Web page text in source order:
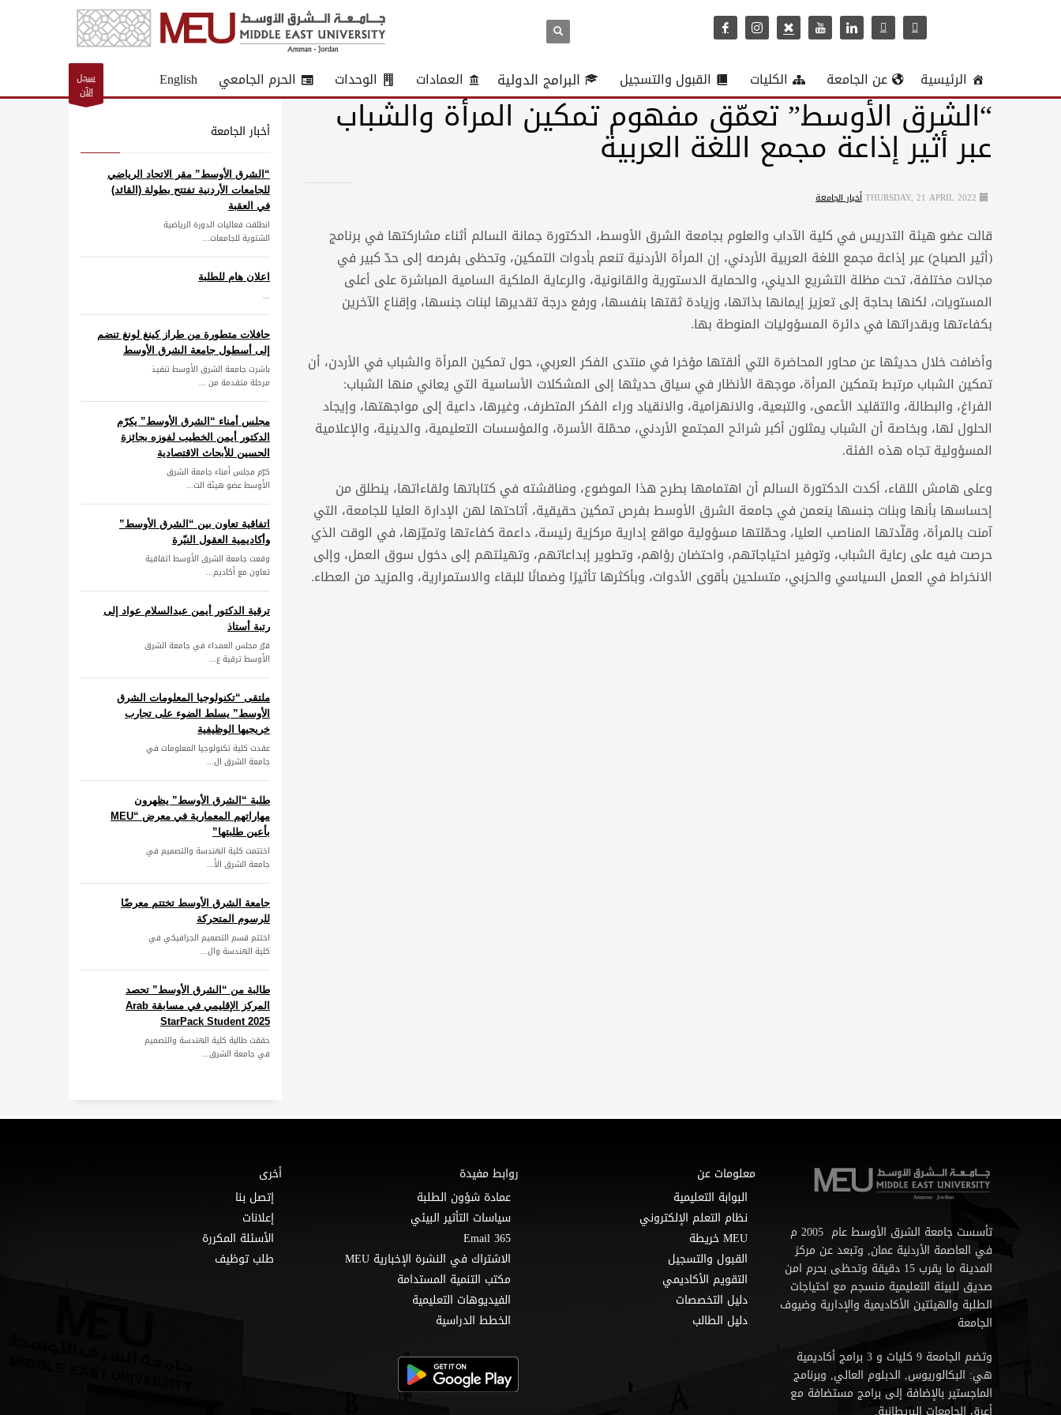
الرئيسية عن الجامعة الكليات القبول والتسجيل البرامج الدولية العمادات الوحدات الحرم الجامعي English
سجل
الآن
“الشرق الأوسط” تعمّق مفهوم تمكين المرأة والشباب
عبر أثير إذاعة مجمع اللغة العربية
THURSDAY, 21 APRIL 2022أخبار الجامعة
قالت عضو هيئة التدريس في كلية الآداب والعلوم بجامعة الشرق الأوسط، الدكتورة جمانة السالم أثناء مشاركتها في برنامج
(أثير الصباح) عبر إذاعة مجمع اللغة العربية الأردني، إن المرأة الأردنية تنعم بأدوات التمكين، وتحظى بفرصه إلى حدّ كبير في
مجالات مختلفة، تحت مظلة التشريع الديني، والحماية الدستورية والقانونية، والرعاية الملكية السامية المباشرة على أعلى
المستويات، لكنها بحاجة إلى تعزيز إيمانها بذاتها، وزيادة ثقتها بنفسها، ورفع درجة تقديرها لبنات جنسها، وإقناع الآخرين
بكفاءتها وبقدراتها في دائرة المسؤوليات المنوطة بها.
وأضافت خلال حديثها عن محاور المحاضرة التي ألقتها مؤخرا في منتدى الفكر العربي، حول تمكين المرأة والشباب في الأردن، أن
تمكين الشباب مرتبط بتمكين المرأة، موجهة الأنظار في سياق حديثها إلى المشكلات الأساسية التي يعاني منها الشباب:
الفراغ، والبطالة، والتقليد الأعمى، والتبعية، والانهزامية، والانقياد وراء الفكر المتطرف، وغيرها، داعية إلى مواجهتها، وإيجاد
الحلول لها، وبخاصة أن الشباب يمثلون أكبر شرائح المجتمع الأردني، محمّلة الأسرة، والمؤسسات التعليمية، والدينية، والإعلامية
المسؤولية تجاه هذه الفئة.
وعلى هامش اللقاء، أكدت الدكتورة السالم أن اهتمامها بطرح هذا الموضوع، ومناقشته في كتاباتها ولقاءاتها، ينطلق من
إحساسها بأنها وبنات جنسها ينعمن في جامعة الشرق الأوسط بفرص تمكين حقيقية، أتاحتها لهن الإدارة العليا للجامعة، التي
آمنت بالمرأة، وقلّدتها المناصب العليا، وحمّلتها مسؤولية مواقع إدارية مركزية رئيسة، داعمة كفاءتها وتميّزها، في الوقت الذي
حرصت فيه على رعاية الشباب، وتوفير احتياجاتهم، واحتضان رؤاهم، وتطوير إبداعاتهم، وتهيئتهم إلى دخول سوق العمل، وإلى
الانخراط في العمل السياسي والحزبي، متسلحين بأقوى الأدوات، وبأكثرها تأثيرًا وضمانًا للبقاء والاستمرارية، والمزيد من العطاء.
أخبار الجامعة
“الشرق الأوسط” مقر الاتحاد الرياضي
للجامعات الأردنية تفتتح بطولة (القائد)
في العقبة
انطلقت فعاليات الدورة الرياضية
الشتوية للجامعات...
اعلان هام للطلبة
...
حافلات متطورة من طراز كينغ لونغ تنضم
إلى أسطول جامعة الشرق الأوسط
باشرت جامعة الشرق الأوسط تنفيذ
مرحلة متقدمة من ...
مجلس أمناء “الشرق الأوسط” يكرّم
الدكتور أيمن الخطيب لفوزه بجائزة
الحسين للأبحاث الاقتصادية
كرّم مجلس أمناء جامعة الشرق
الأوسط عضو هيئة الت...
اتفاقية تعاون بين “الشرق الأوسط”
وأكاديمية العقول النيّرة
وقعت جامعة الشرق الأوسط اتفاقية
تعاون مع أكاديم...
ترقية الدكتور أيمن عبدالسلام عواد إلى
رتبة أستاذ
قرّر مجلس العمداء في جامعة الشرق
الأوسط ترقية ع...
ملتقى “تكنولوجيا المعلومات الشرق
الأوسط” يسلط الضوء على تجارب
خريجيها الوظيفية
عقدت كلية تكنولوجيا المعلومات في
جامعة الشرق ال...
طلبة “الشرق الأوسط” يظهرون
مهاراتهم المعمارية في معرض “MEU
بأعين طلبتها”
اختتمت كلية الهندسة والتصميم في
جامعة الشرق الأ...
جامعة الشرق الأوسط تختتم معرضًا
للرسوم المتحركة
اختتم قسم التصميم الجرافيكي في
كلية الهندسة وال...
طالبة من “الشرق الأوسط” تحصد
المركز الإقليمي في مسابقة Arab
StarPack Student 2025
حققت طالبة كلية الهندسة والتصميم
في جامعة الشرق...
تأسست جامعة الشرق الأوسط عام 2005 م
في العاصمة الأردنية عمان, وتبعد عن مركز
المدينة ما يقرب 15 دقيقة وتحظى بحرم امن
صديق للبيئة التعليمية منسجم مع احتياجات
الطلبة والهيئتين الأكاديمية والإدارية وضيوف
الجامعة
وتضم الجامعة 9 كليات و 3 برامج أكاديمية
هي: البكالوريوس, الدبلوم العالي, وبرنامج
الماجستير بالإضافة إلى برامج مستضافة مع
معلومات عن
البوابة التعليمية
نظام التعلم الإلكتروني
MEU خريطة
القبول والتسجيل
التقويم الأكاديمي
دليل التخصصات
دليل الطالب
روابط مفيدة
عمادة شؤون الطلبة
سياسات التأثير البيئي
Email 365
الاشتراك في النشرة الإخبارية MEU
مكتب التنمية المستدامة
الفيديوهات التعليمية
الخطط الدراسية
أخرى
إتصل بنا
إعلانات
الأسئلة المكررة
طلب توظيف